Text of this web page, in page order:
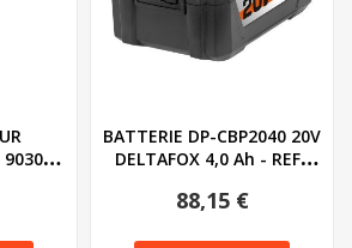
9030 -
BATTERIE DP-CBP2040 20V
DELTAFOX 4,0 Ah - REF :
88,15 €